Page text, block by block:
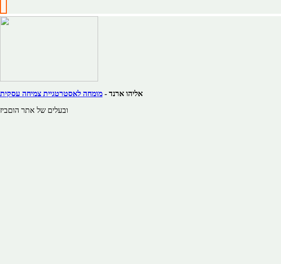
אליהו ארנד - מומחה לאסטרטגיית צמיחה עסקית
ובעלים של אתר הוםביז